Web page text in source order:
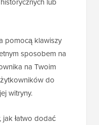
pomocą klawiszy
sposobem na
na Twoim
do
witryny.
jak łatwo dodać